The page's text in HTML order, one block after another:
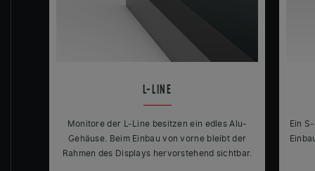
L-LINE
Monitore der L-Line besitzen ein edles Alu-
Gehäuse. Beim Einbau von vorne bleibt der
Rahmen des Displays hervorstehend sichtbar.
Ein